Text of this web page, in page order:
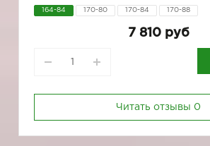
164-84 170-80 170-84 170-88
7 810 руб
Читать отзывы 0